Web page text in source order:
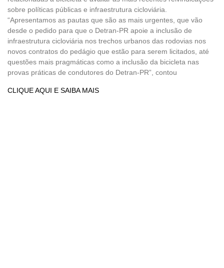
sobre políticas públicas e infraestrutura cicloviária.
“Apresentamos as pautas que são as mais urgentes, que vão
desde o pedido para que o Detran-PR apoie a inclusão de
infraestrutura cicloviária nos trechos urbanos das rodovias nos
novos contratos do pedágio que estão para serem licitados, até
questões mais pragmáticas como a inclusão da bicicleta nas
provas práticas de condutores do Detran-PR”, contou
CLIQUE AQUI E SAIBA MAIS